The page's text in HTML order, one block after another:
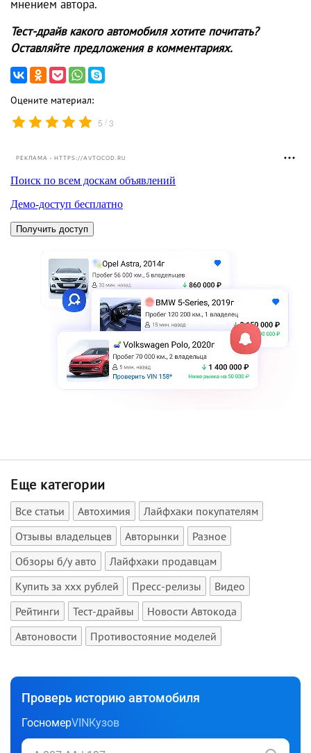
мнением автора.
Тест-драйв какого автомобиля хотите почитать?
Оставляйте предложения в комментариях.
Оцените материал:
5 /3
РЕКЛАМА • HTTPS://AVTOCOD.RU
Еще категории
Все статьи Автохимия
Лайфхаки покупателям
Отзывы владельцев
Авторынки
Разное
Обзоры б/у авто
Лайфхаки продавцам
Купить за xxx рублей
Пресс-релизы
Видео
Рейтинги
Тест-драйвы
Новости Автокода
Автоновости
Противостояние моделей
Проверь историю автомобиля
ГосномерVINКузов